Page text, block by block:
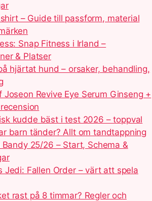
– Guide till passform, material
Snap Fitness i Irland –
& Platser
hjärtat hund – orsaker, behandling,
Joseon Revive Eye Serum Ginseng +
kudde bäst i test 2026 – toppval
barn tänder? Allt om tandtappning
Bandy 25/26 – Start, Schema &
Jedi: Fallen Order – värt att spela
rast på 8 timmar? Regler och